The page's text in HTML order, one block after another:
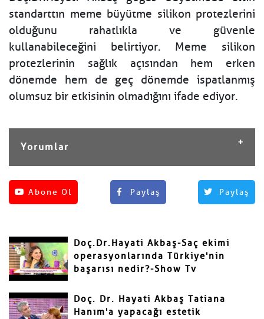
standarttın meme büyütme silikon protezlerini
olduğunu rahatlıkla ve güvenle
kullanabileceğini belirtiyor. Meme silikon
protezlerinin sağlık açısından hem erken
dönemde hem de geç dönemde ispatlanmış
olumsuz bir etkisinin olmadığını ifade ediyor.
Abone Ol Paylaş Paylaş
Yorumlar
Henüz yorum yapılmamış.
Adınız ve Soyadınız
Mail
Doç.Dr.Hayati Akbaş-Saç ekimi
operasyonlarında Türkiye'nin
başarısı nedir?-Show Tv
Doç. Dr. Hayati Akbaş Tatiana
Hanım'a yapacağı estetik